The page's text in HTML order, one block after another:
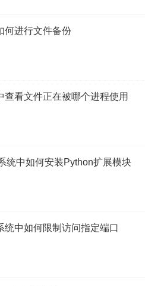
何进行文件备份
查看文件正在被哪个进程使用
统中如何安装Python扩展模块
统中如何限制访问指定端口